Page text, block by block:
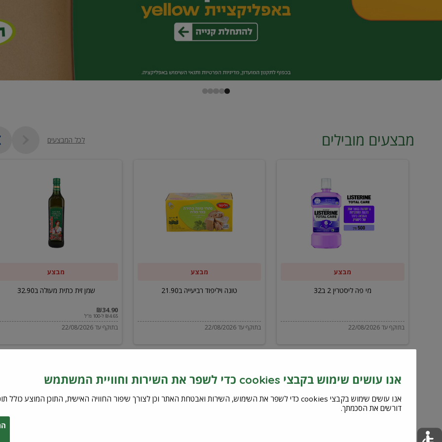
מבצעים מובילים לכל המבצעים
ליסטרין
מבצע
מי פה ליסטרין 2 ב32
בתוקף עד 22/08/2026
ויליפוד
רביעייה
מבצע
טונה ויליפוד רביעייה ב21.90
בתוקף עד 22/08/2026
מבצע
שמן זית כתית מעולה ב32.90
₪34.90
₪4.65 ל-100 מ"ל
בתוקף עד 22/08/2026
אנו עושים שימוש בקבצי cookies כדי לשפר את השירות וחוויית המשתמש
דורשים את הסכמתך.